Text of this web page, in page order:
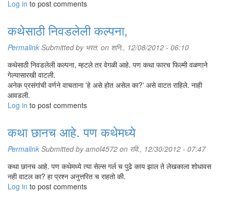
Log in to post comments
कथेसाठी निवडलेली कल्पना,
Permalink Submitted by भरत. on शनि., 12/08/2012 - 06:10
कथेसाठी निवडलेली कल्पना, म्हटले तर वेगळी आहे. पण कथा फारच फिल्मी वळणाने
गेल्यासारखी वाटली.
अनेक प्रसंगांची वर्णने वाचताना 'हे असे होत असेल का?' असे वाटत राहिले. नाही
आवडली.
Log in to post comments
कथा छानच आहे. पण कथेमध्ये
Permalink Submitted byamol4572 on रवि., 12/30/2012 - 07:47
कथा छानच आहे. पण कथेमध्ये त्या सेल्स गर्ल च पुढे काय झाल ते लेखकाला शोधावस
नही वाटल का? हा प्रश्न अनुत्तरित च राहतो की.
Log in to post comments